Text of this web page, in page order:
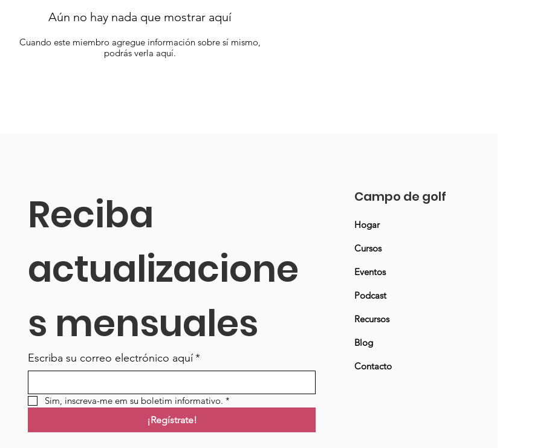
Aún no hay nada que mostrar aquí
Cuando este miembro agregue información sobre sí mismo,
podrás verla aquí.
Reciba
actualizacione
s mensuales
Escriba su correo electrónico aquí*
Sim, inscreva-me em su boletim informativo. *
¡Regístrate!
Campo de golf
Hogar
Cursos
Eventos
Podcast
Recursos
Blog
Contacto